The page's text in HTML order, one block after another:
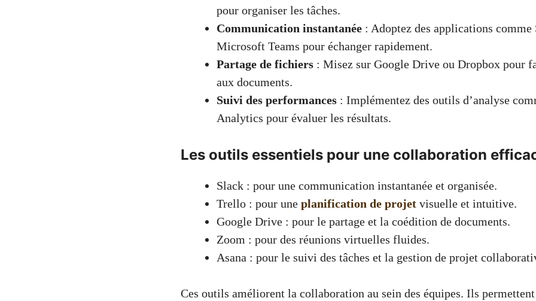
pour organiser les tâches.
Communication instantanée : Adoptez des applications comme
Microsoft Teams pour échanger rapidement.
Partage de fichiers : Misez sur Google Drive ou Dropbox pour
aux documents.
Suivi des performances : Implémentez des outils d’analyse
Analytics pour évaluer les résultats.
Les outils essentiels pour une collaboration
Slack : pour une communication instantanée et organisée.
Trello : pour une planification de projet visuelle et intuitive.
Google Drive : pour le partage et la coédition de documents.
Zoom : pour des réunions virtuelles fluides.
Asana : pour le suivi des tâches et la gestion de projet
Ces outils améliorent la collaboration au sein des équipes. Ils